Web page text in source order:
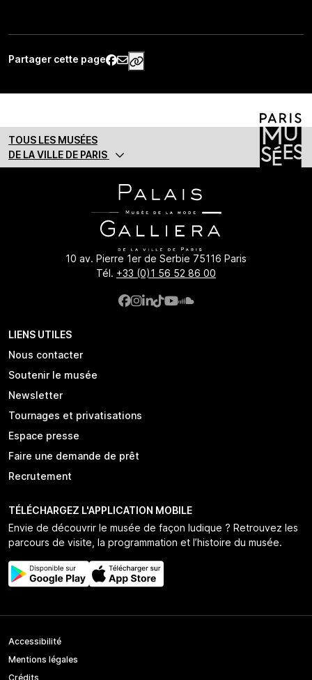
Partager cette page https://
TOUS LES MUSÉES
DE LA VILLE DE PARIS
10 av. Pierre 1er de Serbie 75116 Paris
Tél. +33 (0)1 56 52 86 00
LIENS UTILES
Nous contacter
Soutenir le musée
Newsletter
Tournages et privatisations
Espace presse
Faire une demande de prêt
Recrutement
TÉLÉCHARGEZ L'APPLICATION MOBILE
Envie de découvrir le musée de façon ludique ? Retrouvez les
parcours de visite, la programmation et l’histoire du musée.
Accessibilité
Mentions légales
Crédits